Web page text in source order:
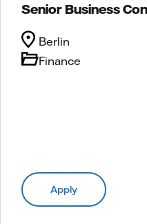
Senior Business
Finance
Berlin
Apply